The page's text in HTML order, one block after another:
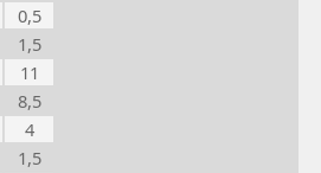
0,5
1,5
11
8,5
4
1,5